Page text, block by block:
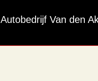
Autobedrijf Van den